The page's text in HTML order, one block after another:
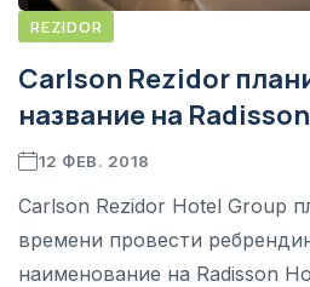
REZIDOR
Carlson Rezidor
название на
12 ФЕВ. 2018
Carlson Rezidor Hotel Group
времени провести
наименование на Radisson